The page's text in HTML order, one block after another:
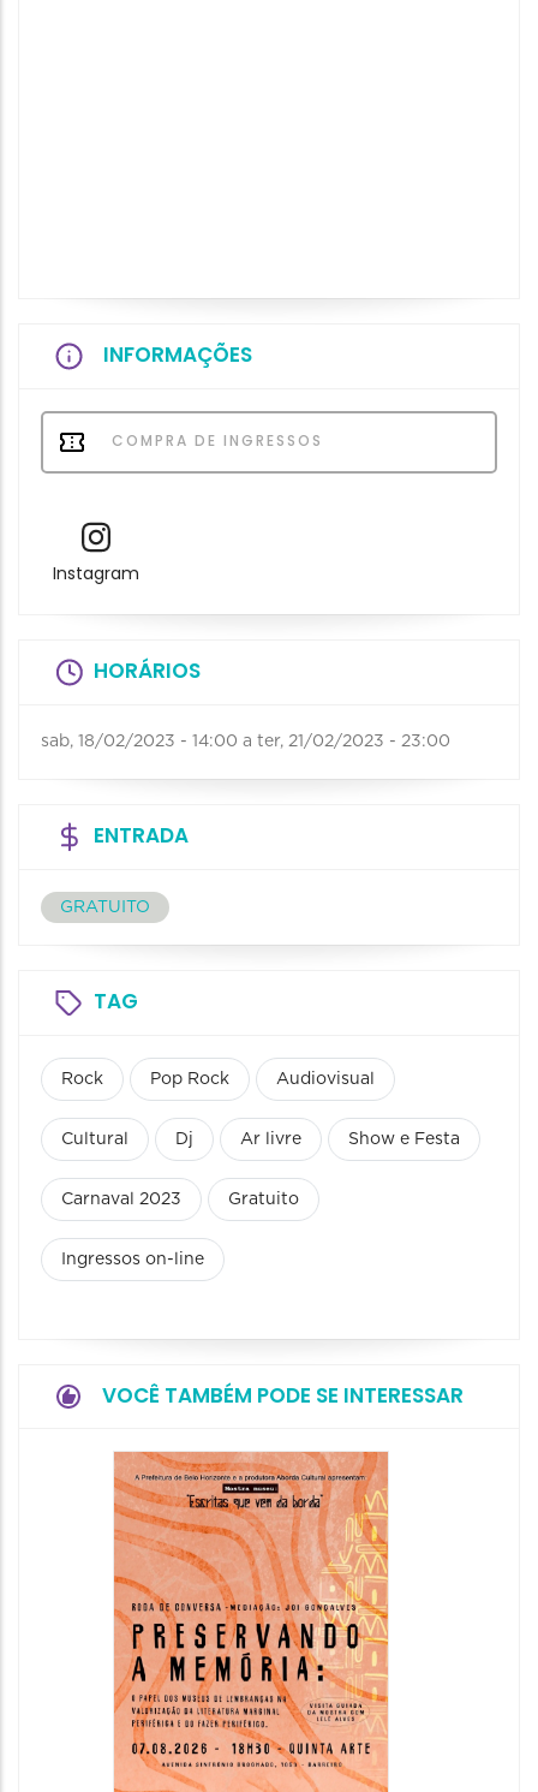
INFORMAÇÕES
COMPRA DE INGRESSOS
Instagram
HORÁRIOS
sab, 18/02/2023 - 14:00 a ter, 21/02/2023 - 23:00
ENTRADA
GRATUITO
TAG
Rock Pop Rock Audiovisual
Cultural Dj Ar livre Show e Festa
Carnaval 2023 Gratuito
Ingressos on-line
VOCÊ TAMBÉM PODE SE INTERESSAR